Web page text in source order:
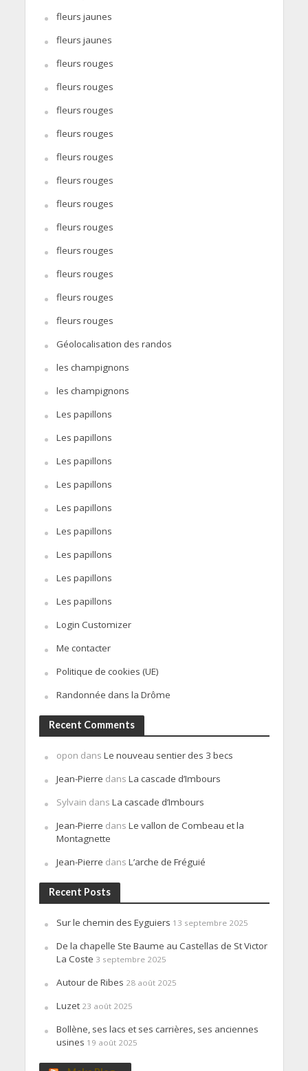
fleurs jaunes
fleurs jaunes
fleurs rouges
fleurs rouges
fleurs rouges
fleurs rouges
fleurs rouges
fleurs rouges
fleurs rouges
fleurs rouges
fleurs rouges
fleurs rouges
fleurs rouges
fleurs rouges
Géolocalisation des randos
les champignons
les champignons
Les papillons
Les papillons
Les papillons
Les papillons
Les papillons
Les papillons
Les papillons
Les papillons
Les papillons
Login Customizer
Me contacter
Politique de cookies (UE)
Randonnée dans la Drôme
Recent Comments
opon dans Le nouveau sentier des 3 becs
Jean-Pierre dans La cascade d’Imbours
Sylvain dans La cascade d’Imbours
Jean-Pierre dans Le vallon de Combeau et la
Montagnette
Jean-Pierre dans L’arche de Fréguié
Recent Posts
Sur le chemin des Eyguiers 13 septembre 2025
De la chapelle Ste Baume au Castellas de St Victor
La Coste 3 septembre 2025
Autour de Ribes 28 août 2025
Luzet 23 août 2025
Bollène, ses lacs et ses carrières, ses anciennes
usines 19 août 2025